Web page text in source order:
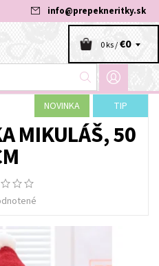
info@prepekneritky.sk
0 ks /€0
NOVINKA TIP
MIKULÁŠ, 50